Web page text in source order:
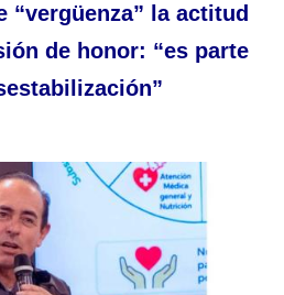
“vergüenza” la actitud
de honor: “es parte